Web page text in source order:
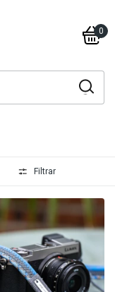
0
Filtrar